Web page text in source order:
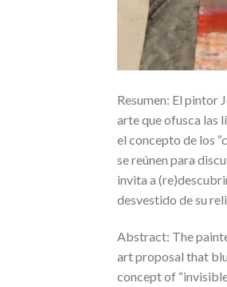
Resumen: El pintor
arte que ofusca las
el concepto de los
se reúnen para
invita a
desvestido de su
Abstract: The
art proposal that
concept of